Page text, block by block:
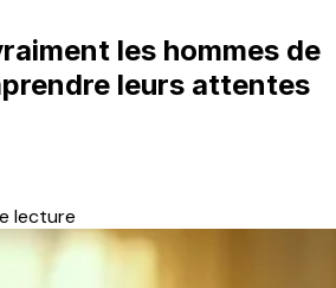
les hommes de
leurs attentes
lecture